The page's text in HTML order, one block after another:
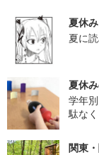
夏休
夏に
夏休
学年
駄な
関東